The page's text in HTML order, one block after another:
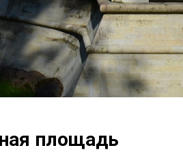
площадь